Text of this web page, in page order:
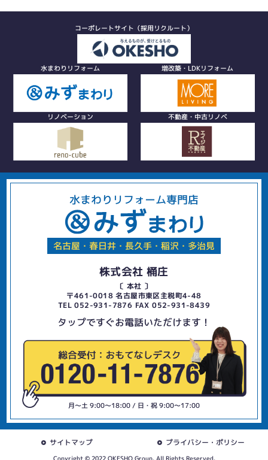
コーポレートサイト（採用リクルート）
水まわりリフォーム 増改築・LDKリフォーム
リノベーション 不動産・中古リノベ
水まわりリフォーム専門店
名古屋・春日井・長久手・稲沢・多治見
株式会社 桶庄
〔 本社 〕
〒461-0018 名古屋市東区主税町4-48
TEL 052-931-7876 FAX 052-931-8439
タップですぐお電話いただけます！
月〜土 9:00〜18:00 / 日・祝 9:00〜17:00
サイトマップ プライバシー・ポリシー
Copyright © 2022 OKESHO Group. All Rights Reserved.